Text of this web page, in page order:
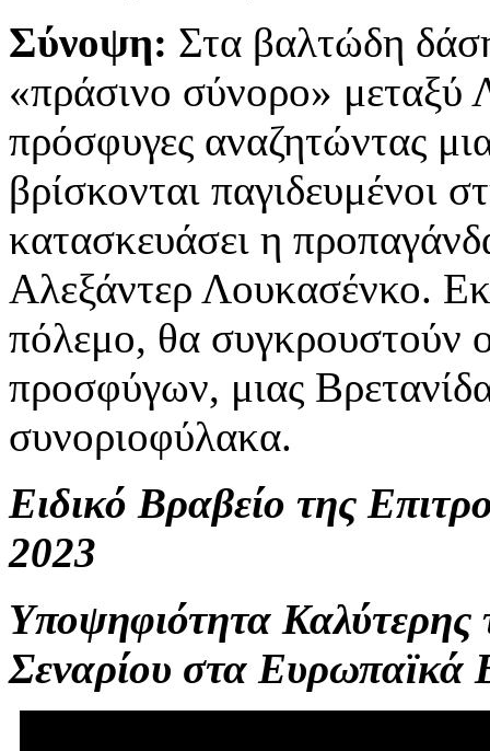
Σύνοψη: Στα βαλτώδη
«πράσινο σύνορο» μεταξύ
πρόσφυγες αναζητώντας
βρίσκονται παγιδευμένοι
κατασκευάσει η
Αλεξάντερ Λουκασένκο.
πόλεμο, θα συγκρουστούν
προσφύγων, μιας
συνοριοφύλακα.
Ειδικό Βραβείο της
2023
Υποψηφιότητα Καλύτερης
Σεναρίου στα Ευρωπαϊκά